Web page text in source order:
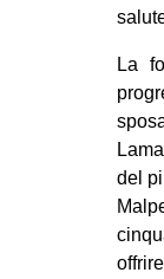
La
del